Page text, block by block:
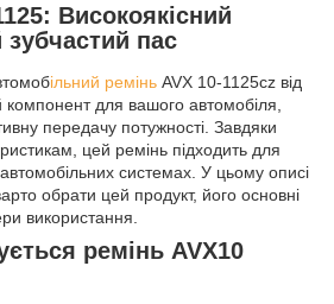
Високоякісний
пас
ільний ремінь AVX 10-1125cz від
для вашого автомобіля,
передачу потужності. Завдяки
цей ремінь підходить для
системах. У цьому описі
обрати цей продукт, його основні
використання.
ремінь AVX10